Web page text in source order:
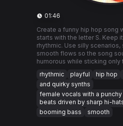
01:46
Create a funny hip hop song
starts with the letter S. Keep
rhythmic. Use silly scenarios,
smooth flows so the song
humorous while sticking only
rhythmic
playful hip hop
and quirky synths
female vocals with a
beats driven by sharp hi-
booming bass
smooth